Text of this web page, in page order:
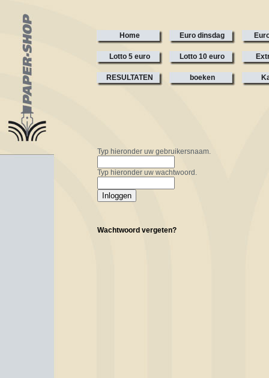
Home Euro dinsdag
Lotto 5 euro Lotto 10 euro
RESULTATEN boeken
Typ hieronder uw gebruikersnaam.
Typ hieronder uw wachtwoord.
Wachtwoord vergeten?